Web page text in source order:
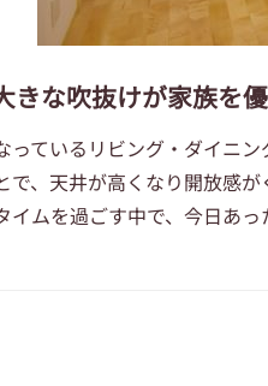
きな吹抜けが家族を優
っているリビング・ダイニ
で、天井が高くなり開放感
イムを過ごす中で、今日あ